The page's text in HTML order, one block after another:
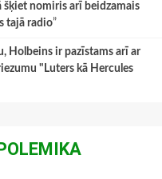
šķiet nomiris arī beidzamais
tajā radio”
Holbeins ir pazīstams arī ar
"Luters kā Hercules